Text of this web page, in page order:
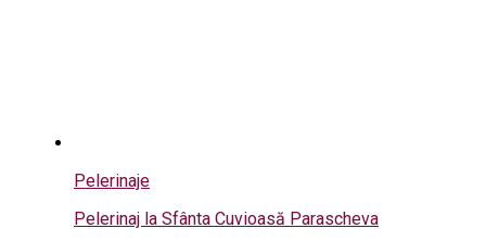
Pelerinaje
Pelerinaj la Sfânta Cuvioasă Parascheva